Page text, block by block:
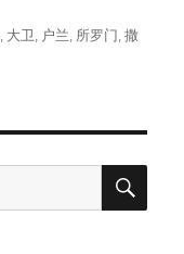
大卫 户兰 所罗门 ,撒